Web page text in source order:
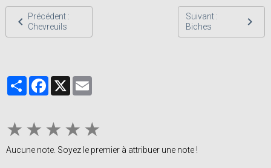
Précédent :
Chevreuils
Suivant :
Biches
PartagerFacebook
★ ★ ★ ★ ★
Aucune note. Soyez le premier à attribuer une note !